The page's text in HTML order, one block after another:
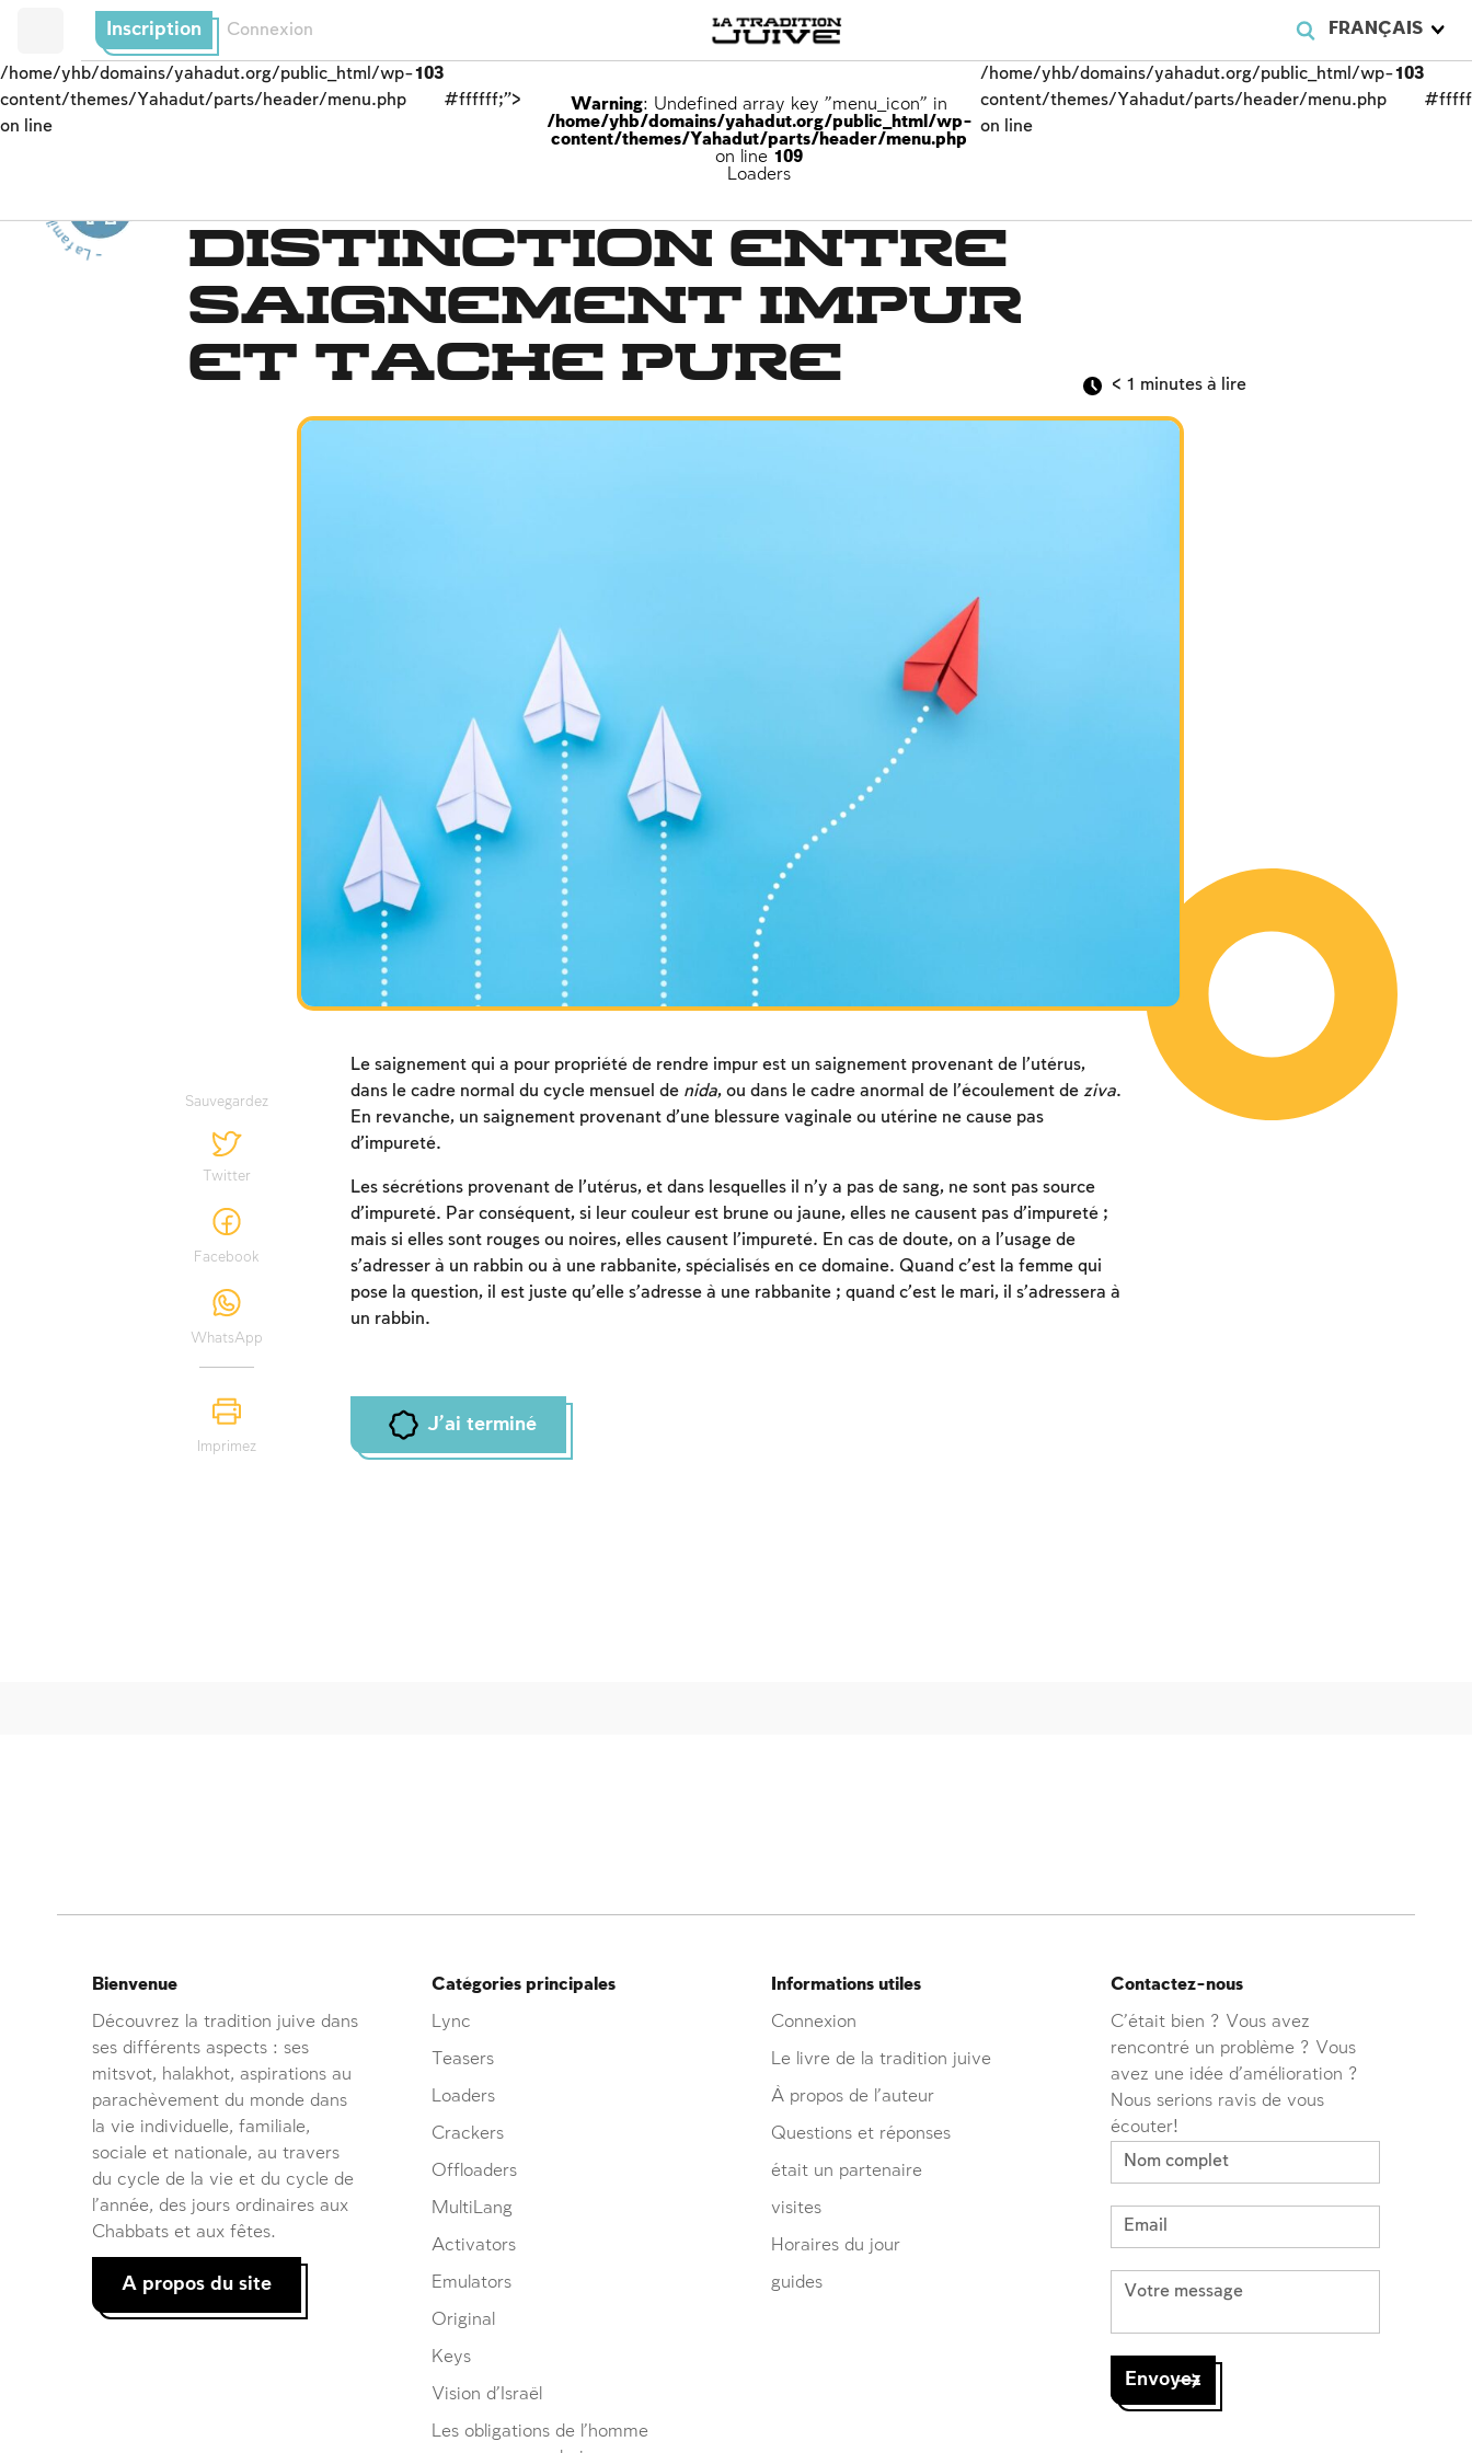
FRANÇAIS
Inscription Connexion
/home/yhb/domains/yahadut.org/public_html/wp-
content/themes/Yahadut/parts/header/menu.php
on line
103
#ffffff;">
Warning: Undefined array key "menu_icon" in
/home/yhb/domains/yahadut.org/public_html/wp-
content/themes/Yahadut/parts/header/menu.php
on line 109
Loaders
/home/yhb/domains/yahadut.org/public_html/wp-
content/themes/Yahadut/parts/header/menu.php
on line
103
- L
a
f
a
m
il
l
j
u
i
v
e
-
L
a fam
ille
j
u
i
v
e Distinction entre
saignement impur
et tache pure
< 1 minutes à lire
Sauvegardez
Twitter
Facebook
WhatsApp
Imprimez
Le saignement qui a pour propriété de rendre impur est un saignement provenant de l’utérus,
dans le cadre normal du cycle mensuel de nida, ou dans le cadre anormal de l’écoulement de ziva.
En revanche, un saignement provenant d’une blessure vaginale ou utérine ne cause pas
d’impureté.
Les sécrétions provenant de l’utérus, et dans lesquelles il n’y a pas de sang, ne sont pas source
d’impureté. Par conséquent, si leur couleur est brune ou jaune, elles ne causent pas d’impureté ;
mais si elles sont rouges ou noires, elles causent l’impureté. En cas de doute, on a l’usage de
s’adresser à un rabbin ou à une rabbanite, spécialisés en ce domaine. Quand c’est la femme qui
pose la question, il est juste qu’elle s’adresse à une rabbanite ; quand c’est le mari, il s’adressera à
un rabbin.
J'ai terminé
devez vous connectez ou vous inscrire.
Inscription
Contactez-nous
C'était bien ? Vous avez
rencontré un problème ? Vous
avez une idée d'amélioration ?
Nous serions ravis de vous
écouter!
Informations utiles
Connexion
Le livre de la tradition juive
À propos de l’auteur
Questions et réponses
était un partenaire
visites
Horaires du jour
guides
Catégories principales
Lync
Teasers
Loaders
Crackers
Offloaders
MultiLang
Activators
Emulators
Original
Keys
Vision d’Israël
Les obligations de l’homme
Bienvenue
Découvrez la tradition juive dans
ses différents aspects : ses
mitsvot, halakhot, aspirations au
parachèvement du monde dans
la vie individuelle, familiale,
sociale et nationale, au travers
du cycle de la vie et du cycle de
l’année, des jours ordinaires aux
Chabbats et aux fêtes.
A propos du site